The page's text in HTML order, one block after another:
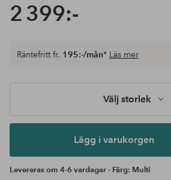
2 399:-
storlek
Lägg i
Räntefritt fr. 195:-/mån* Läs mer
Välj storlek
Lägg i varukorgen
Levereras om 4-6 vardagar - Färg: Multi